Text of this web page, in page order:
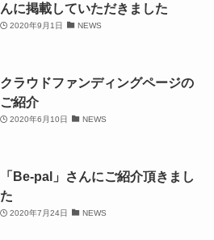
んに掲載していただきました
2020年9月1日 NEWS
クラウドファンディングページの
ご紹介
2020年6月10日 NEWS
「Be-pal」さんにご紹介頂きまし
た
2020年7月24日 NEWS